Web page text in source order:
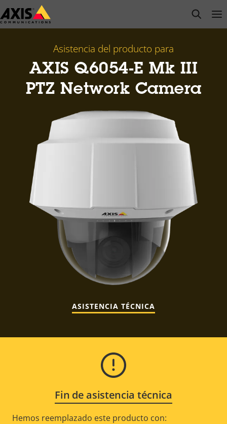
Saltar
al
open
Asistencia del producto para
AXIS Q6054-E Mk III
PTZ Network Camera
ASISTENCIA TÉCNICA
Fin de asistencia técnica
Hemos reemplazado este producto con: